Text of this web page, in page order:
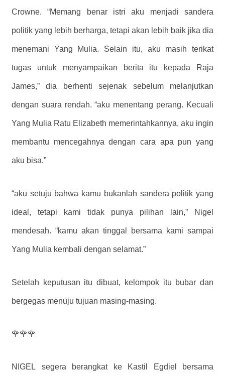
Crowne. “Memang benar istri aku menjadi sandera
politik yang lebih berharga, tetapi akan lebih baik jika dia
menemani Yang Mulia. Selain itu, aku masih terikat
tugas untuk menyampaikan berita itu kepada Raja
James,” dia berhenti sejenak sebelum melanjutkan
dengan suara rendah. “aku menentang perang. Kecuali
Yang Mulia Ratu Elizabeth memerintahkannya, aku ingin
membantu mencegahnya dengan cara apa pun yang
aku bisa.”
“aku setuju bahwa kamu bukanlah sandera politik yang
ideal, tetapi kami tidak punya pilihan lain,” Nigel
mendesah. “kamu akan tinggal bersama kami sampai
Yang Mulia kembali dengan selamat.”
Setelah keputusan itu dibuat, kelompok itu bubar dan
bergegas menuju tujuan masing-masing.
🌹🌹🌹
NIGEL segera berangkat ke Kastil Egdiel bersama